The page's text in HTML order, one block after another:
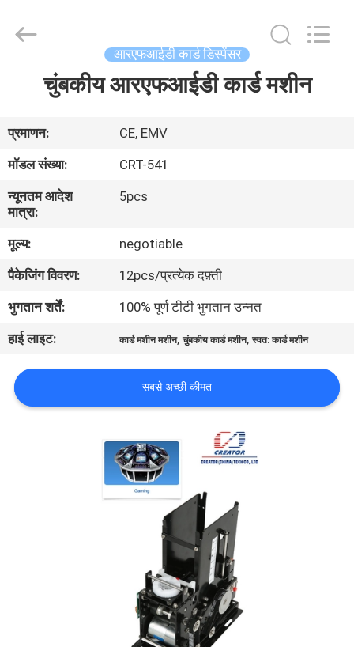
उत्पादों
हमारे
बारे
में
कारखाना
भ्रमण
गुणवत्ता
नियंत्रण
Reader
Online
आरएफआईडी कार्ड डिस्पेंसर
चुंबकीय आरएफआईडी कार्ड मशीन
प्रमाणन:
CE, EMV
मॉडल संख्या:
CRT-541
न्यूनतम आदेश
मात्रा:
5pcs
मूल्य:
negotiable
पैकेजिंग विवरण:
12pcs/प्रत्येक दफ़्ती
भुगतान शर्तें:
100% पूर्ण टीटी भुगतान उन्नत
हाई लाइट:
कार्ड मशीन मशीन,चुंबकीय कार्ड मशीन,स्वत: कार्ड मशीन
सबसे अच्छी कीमत